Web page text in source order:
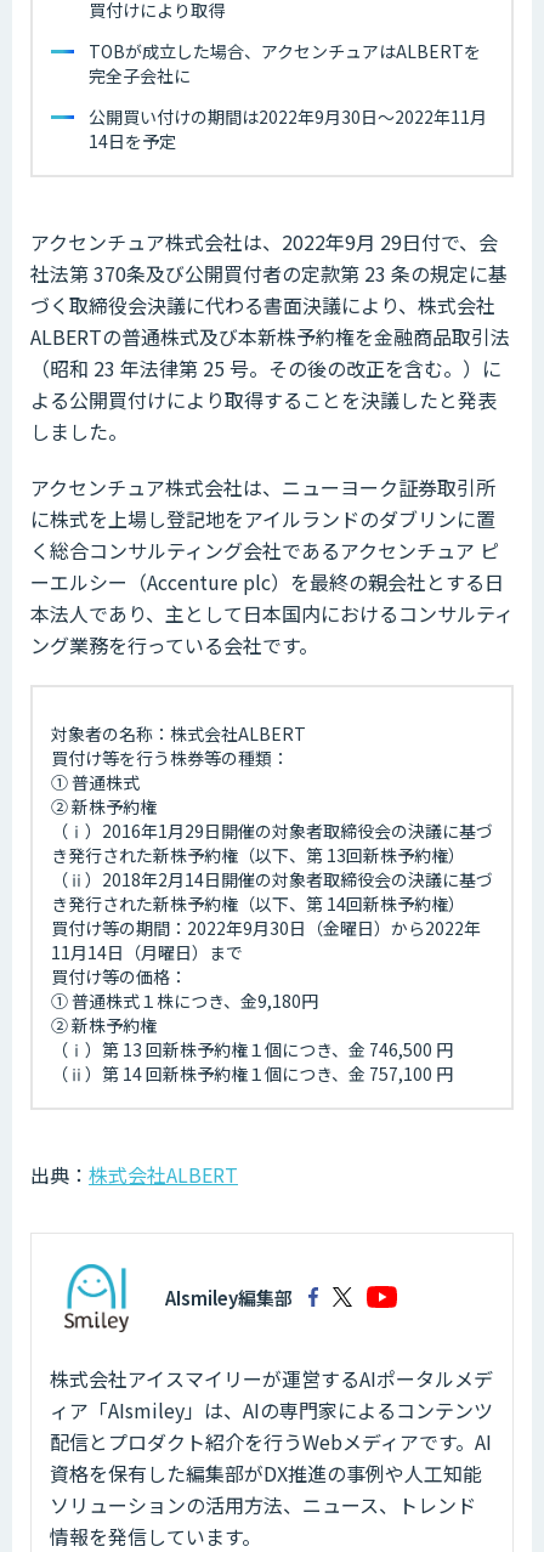
買付けにより取得
TOBが成立した場合、アクセンチュアはALBERTを
完全子会社に
公開買い付けの期間は2022年9月30日～2022年11月
14日を予定
アクセンチュア株式会社は、2022年9月 29日付で、会
社法第 370条及び公開買付者の定款第 23 条の規定に基
づく取締役会決議に代わる書面決議により、株式会社
ALBERTの普通株式及び本新株予約権を金融商品取引法
（昭和 23 年法律第 25 号。その後の改正を含む。）に
よる公開買付けにより取得することを決議したと発表
しました。
アクセンチュア株式会社は、ニューヨーク証券取引所
に株式を上場し登記地をアイルランドのダブリンに置
く総合コンサルティング会社であるアクセンチュア ピ
ーエルシー（Accenture plc）を最終の親会社とする日
本法人であり、主として日本国内におけるコンサルティ
ング業務を行っている会社です。
対象者の名称：株式会社ALBERT
買付け等を行う株券等の種類：
① 普通株式
② 新株予約権
（ⅰ）2016年1月29日開催の対象者取締役会の決議に基づ
き発行された新株予約権（以下、第 13回新株予約権）
（ⅱ）2018年2月14日開催の対象者取締役会の決議に基づ
き発行された新株予約権（以下、第 14回新株予約権）
買付け等の期間：2022年9月30日（金曜日）から2022年
11月14日（月曜日）まで
買付け等の価格：
① 普通株式１株につき、金9,180円
② 新株予約権
（ⅰ）第 13 回新株予約権１個につき、金 746,500 円
（ⅱ）第 14 回新株予約権１個につき、金 757,100 円
出典： 株式会社ALBERT
AIsmiley編集部
株式会社アイスマイリーが運営するAIポータルメデ
ィア「AIsmiley」は、AIの専門家によるコンテンツ
配信とプロダクト紹介を行うWebメディアです。AI
資格を保有した編集部がDX推進の事例や人工知能
ソリューションの活用方法、ニュース、トレンド
情報を発信しています。